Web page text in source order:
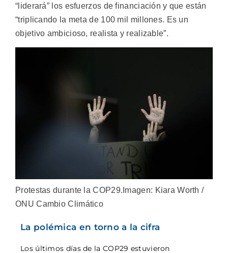
“liderará” los esfuerzos de financiación y que están
“triplicando la meta de 100 mil millones. Es un
objetivo ambicioso, realista y realizable”.
Protestas durante la COP29.Imagen: Kiara Worth /
ONU Cambio Climático
La polémica en torno a la cifra
Los últimos días de la COP29 estuvieron